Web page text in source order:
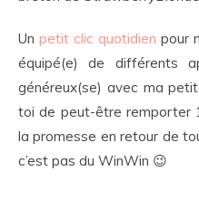
Un petit clic quotidien pour
équipé(e) de différents
généreux(se) avec ma
toi de peut-être remporter
la promesse en retour de
c’est pas du WinWin 😉